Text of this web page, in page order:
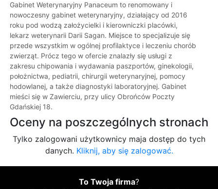
Gabinet Weterynaryjny Panaceum to renomowany i
nowoczesny gabinet weterynaryjny, działający od 2016
roku pod wodzą założycielki i kierowniczki placówki,
lekarz weterynarii Darii Sagan. Miejsce to specjalizuje się
przede wszystkim w ogólnej profilaktyce i leczeniu chorób
zwierząt. Prócz tego w ofercie znalazły się usługi z
zakresu chipowania i wydawania paszportów, ginekologii,
położnictwa, pediatrii, chirurgii weterynaryjnej, pomocy
hodowlanej, a także diagnostyki laboratoryjnej. Gabinet
mieści się w Zawierciu, przy ulicy Obrońców Poczty
Gdańskiej 18.
Oceny na poszczególnych stronach
Tylko zalogowani użytkownicy maja dostęp do tych
danych. Kliknij, aby się zalogować.
To Twoja firma?